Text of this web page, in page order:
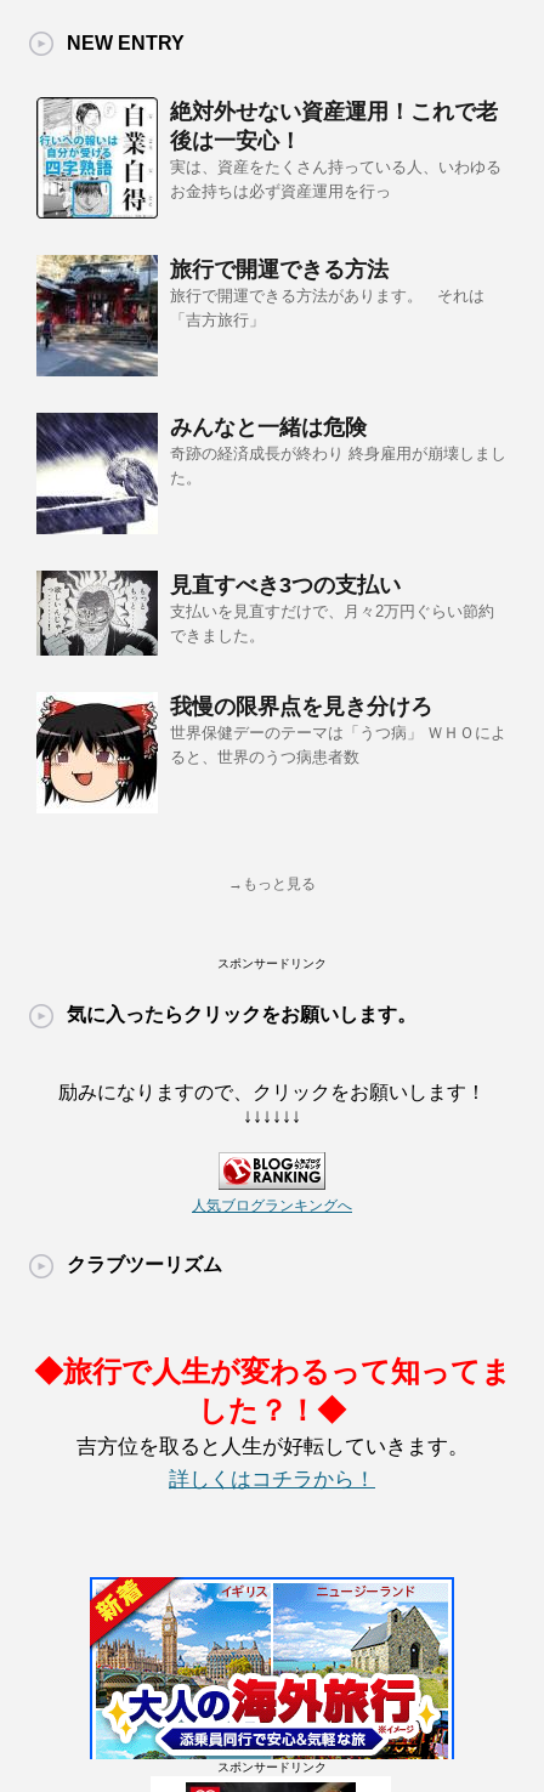
NEW ENTRY
絶対外せない資産運用！これで老
後は一安心！
実は、資産をたくさん持っている人、いわゆる
お金持ちは必ず資産運用を行っ
旅行で開運できる方法
旅行で開運できる方法があります。 それは
「吉方旅行」
みんなと一緒は危険
奇跡の経済成長が終わり 終身雇用が崩壊しまし
た。
見直すべき3つの支払い
支払いを見直すだけで、月々2万円ぐらい節約
できました。
我慢の限界点を見き分けろ
世界保健デーのテーマは「うつ病」 ＷＨＯによ
ると、世界のうつ病患者数
→もっと見る
スポンサードリンク
気に入ったらクリックをお願いします。
励みになりますので、クリックをお願いします！
↓↓↓↓↓↓
人気ブログランキングへ
クラブツーリズム
◆旅行で人生が変わるって知ってま
した？！◆
吉方位を取ると人生が好転していきます。
詳しくはコチラから！
スポンサードリンク